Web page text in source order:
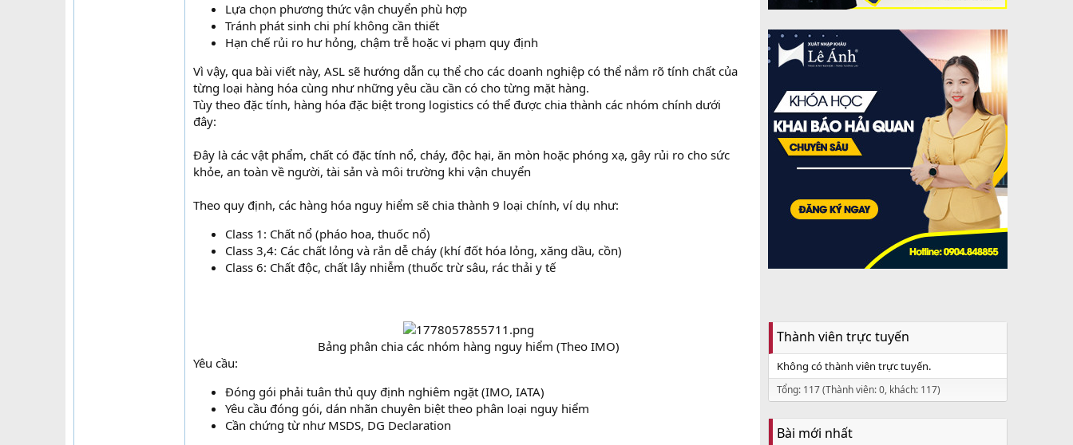
Lựa chọn phương thức vận chuyển phù hợp
Tránh phát sinh chi phí không cần thiết
Hạn chế rủi ro hư hỏng, chậm trễ hoặc vi phạm quy định
Vì vậy, qua bài viết này, ASL sẽ hướng dẫn cụ thể cho các doanh nghiệp có thể nắm rõ tính chất của
từng loại hàng hóa cùng như những yêu cầu cần có cho từng mặt hàng.
Tùy theo đặc tính, hàng hóa đặc biệt trong logistics có thể được chia thành các nhóm chính dưới
đây:
Đây là các vật phẩm, chất có đặc tính nổ, cháy, độc hại, ăn mòn hoặc phóng xạ, gây rủi ro cho sức
khỏe, an toàn về người, tài sản và môi trường khi vận chuyển
Theo quy định, các hàng hóa nguy hiểm sẽ chia thành 9 loại chính, ví dụ như:
Class 1: Chất nổ (pháo hoa, thuốc nổ)
Class 3,4: Các chất lỏng và rắn dễ cháy (khí đốt hóa lỏng, xăng dầu, cồn)
Class 6: Chất độc, chất lây nhiễm (thuốc trừ sâu, rác thải y tế
Bảng phân chia các nhóm hàng nguy hiểm (Theo IMO)​
Yêu cầu:
Đóng gói phải tuân thủ quy định nghiêm ngặt (IMO, IATA)
Yêu cầu đóng gói, dán nhãn chuyên biệt theo phân loại nguy hiểm
Cần chứng từ như MSDS, DG Declaration
Thành viên trực tuyến
Không có thành viên trực tuyến.
Tổng: 117 (Thành viên: 0, khách: 117)
Bài mới nhất